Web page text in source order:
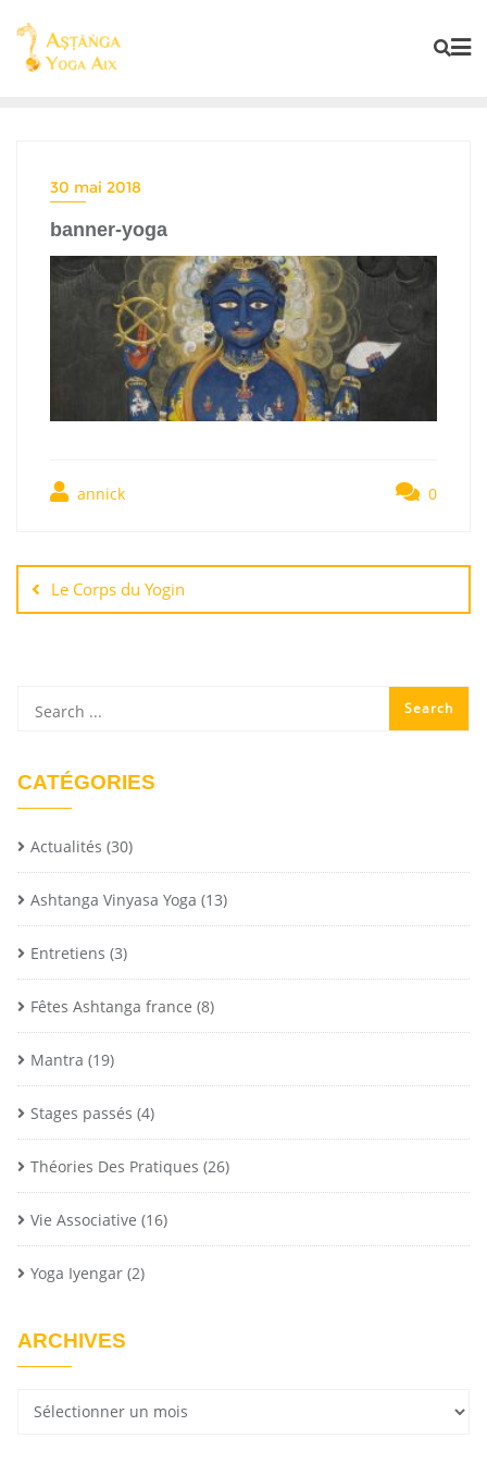
30 mai 2018
banner-yoga
annick 0
Le Corps du Yogin
CATÉGORIES
Actualités (30)
Ashtanga Vinyasa Yoga (13)
Entretiens (3)
Fêtes Ashtanga france (8)
Mantra (19)
Stages passés (4)
Théories Des Pratiques (26)
Vie Associative (16)
Yoga Iyengar (2)
ARCHIVES